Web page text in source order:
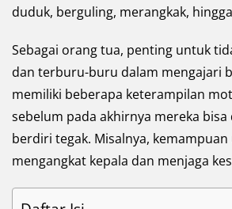
duduk, berguling, merangkak,
Sebagai orang tua, penting untuk
dan terburu-buru dalam mengajari
memiliki beberapa keterampilan
sebelum pada akhirnya mereka bisa
berdiri tegak. Misalnya,
mengangkat kepala dan menjaga